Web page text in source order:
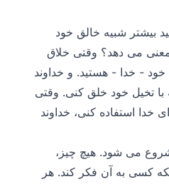
بیشتر شبیه خالق خود
معنی می دهد؟ وقتی خلاق
- خدا - هستید. و خداوند
با تخیل خود خلق کنی. وقتی
خدا استفاده کنی، خداوند
می شود. هیچ چیز،
کسی به آن فکر کند. هر